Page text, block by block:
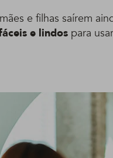
e filhas saírem
e lindos para